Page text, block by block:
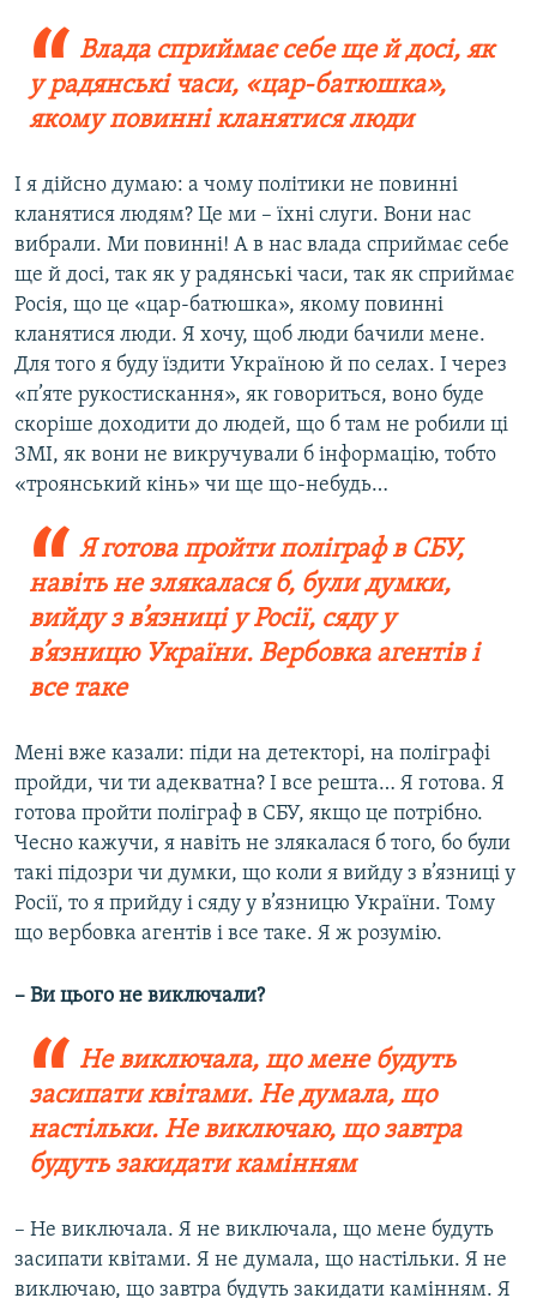
Влада сприймає себе ще й досі, як
у радянські часи, «цар-батюшка»,
якому повинні кланятися люди
І я дійсно думаю: а чому політики не повинні
кланятися людям? Це ми – їхні слуги. Вони нас
вибрали. Ми повинні! А в нас влада сприймає себе
ще й досі, так як у радянські часи, так як сприймає
Росія, що це «цар-батюшка», якому повинні
кланятися люди. Я хочу, щоб люди бачили мене.
Для того я буду їздити Україною й по селах. І через
«п’яте рукостискання», як говориться, воно буде
скоріше доходити до людей, що б там не робили ці
ЗМІ, як вони не викручували б інформацію, тобто
«троянський кінь» чи ще що-небудь…
Я готова пройти поліграф в СБУ,
навіть не злякалася б, були думки,
вийду з в’язниці у Росії, сяду у
в’язницю України. Вербовка агентів і
все таке
Мені вже казали: піди на детекторі, на поліграфі
пройди, чи ти адекватна? І все решта… Я готова. Я
готова пройти поліграф в СБУ, якщо це потрібно.
Чесно кажучи, я навіть не злякалася б того, бо були
такі підозри чи думки, що коли я вийду з в’язниці у
Росії, то я прийду і сяду у в’язницю України. Тому
що вербовка агентів і все таке. Я ж розумію.
– Ви цього не виключали?
Не виключала, що мене будуть
засипати квітами. Не думала, що
настільки. Не виключаю, що завтра
будуть закидати камінням
– Не виключала. Я не виключала, що мене будуть
засипати квітами. Я не думала, що настільки. Я не
виключаю, що завтра будуть закидати камінням. Я